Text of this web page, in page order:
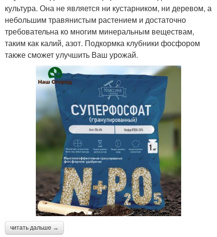
культура. Она не является ни кустарником, ни деревом, а
небольшим травянистым растением и достаточно
требовательна ко многим минеральным веществам,
таким как калий, азот. Подкормка клубники фосфором
также сможет улучшить Ваш урожай.
читать дальше →